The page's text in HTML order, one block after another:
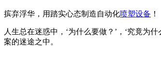
摈弃浮华，用踏实心态制造自动化喷塑设备 ！
人生总在迷惑中，‘为什么要做？’，‘究竟为
案的迷途之中。